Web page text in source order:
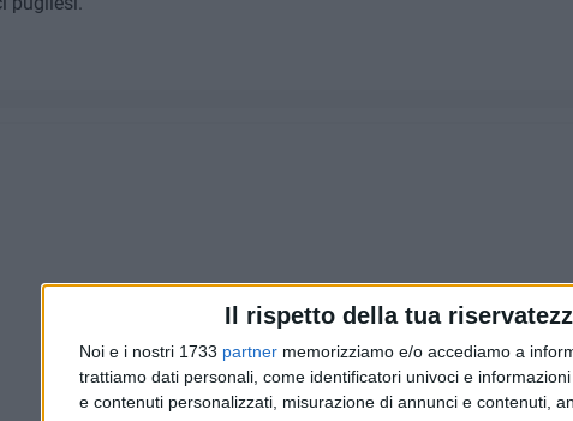
Il rispetto della tua
Noi e i nostri 1733 partner memorizziamo e/o accediamo a
trattiamo dati personali, come identificatori univoci e
e contenuti personalizzati, misurazione di annunci e contenuti,